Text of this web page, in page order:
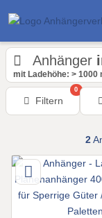
Anhänger
mit Ladehöhe: > 1000
Filtern
0
2